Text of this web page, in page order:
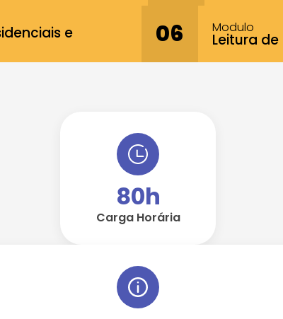
e 06 Modulo
Leitura
80h
Carga Horária